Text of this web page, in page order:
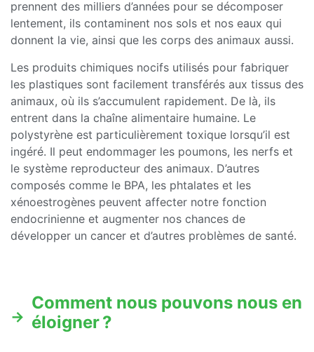
prennent des milliers d’années pour se décomposer
lentement, ils contaminent nos sols et nos eaux qui
donnent la vie, ainsi que les corps des animaux aussi.
Les produits chimiques nocifs utilisés pour fabriquer
les plastiques sont facilement transférés aux tissus des
animaux, où ils s’accumulent rapidement. De là, ils
entrent dans la chaîne alimentaire humaine. Le
polystyrène est particulièrement toxique lorsqu’il est
ingéré. Il peut endommager les poumons, les nerfs et
le système reproducteur des animaux. D’autres
composés comme le BPA, les phtalates et les
xénoestrogènes peuvent affecter notre fonction
endocrinienne et augmenter nos chances de
développer un cancer et d’autres problèmes de santé.
Comment nous pouvons nous en
éloigner ?